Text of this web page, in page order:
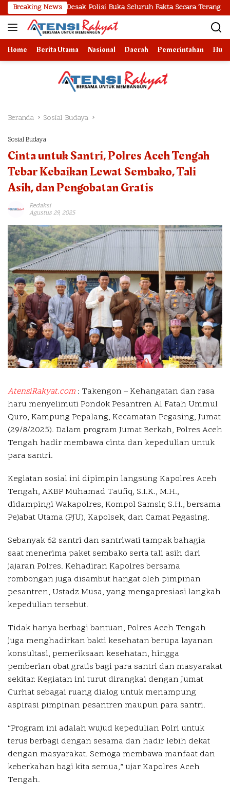
Langsung
ke
konten
Breaking News
Desak Polisi Buka Seluruh Fakta Secara Terang Benderang
Home Berita Utama Nasional Daerah Pemerintahan
Beranda Sosial Budaya
Sosial Budaya
Cinta untuk Santri, Polres Aceh Tengah
Tebar Kebaikan Lewat Sembako, Tali
Asih, dan Pengobatan Gratis
Redaksi
Agustus 29, 2025
AtensiRakyat.com : Takengon – Kehangatan dan rasa
haru menyelimuti Pondok Pesantren Al Fatah Ummul
Quro, Kampung Pepalang, Kecamatan Pegasing, Jumat
(29/8/2025). Dalam program Jumat Berkah, Polres Aceh
Tengah hadir membawa cinta dan kepedulian untuk
para santri.
Kegiatan sosial ini dipimpin langsung Kapolres Aceh
Tengah, AKBP Muhamad Taufiq, S.I.K., M.H.,
didampingi Wakapolres, Kompol Samsir, S.H., bersama
Pejabat Utama (PJU), Kapolsek, dan Camat Pegasing.
Sebanyak 62 santri dan santriwati tampak bahagia
saat menerima paket sembako serta tali asih dari
jajaran Polres. Kehadiran Kapolres bersama
rombongan juga disambut hangat oleh pimpinan
pesantren, Ustadz Musa, yang mengapresiasi langkah
kepedulian tersebut.
Tidak hanya berbagi bantuan, Polres Aceh Tengah
juga menghadirkan bakti kesehatan berupa layanan
konsultasi, pemeriksaan kesehatan, hingga
pemberian obat gratis bagi para santri dan masyarakat
sekitar. Kegiatan ini turut dirangkai dengan Jumat
Curhat sebagai ruang dialog untuk menampung
aspirasi pimpinan pesantren maupun para santri.
“Program ini adalah wujud kepedulian Polri untuk
terus berbagi dengan sesama dan hadir lebih dekat
dengan masyarakat. Semoga membawa manfaat dan
keberkahan bagi kita semua,” ujar Kapolres Aceh
Tengah.